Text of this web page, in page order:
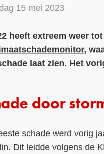
15 mei 2023
heeft extreem weer
,
laat zien. Het
door
schade werd vorig
Dit leidde volgens de